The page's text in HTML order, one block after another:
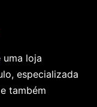
uma loja
especializada
também